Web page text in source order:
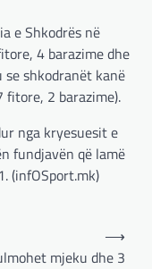
e Shkodrës në
4 barazime dhe
shkodranët kanë
fitore, 2 barazime).
nga kryesuesit e
fundjavën që lamë
(infOSport.mk)
mjeku dhe 3
⟶